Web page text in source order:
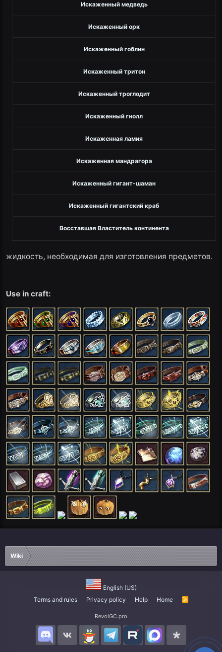
Искаженный медведь
Искаженный орк
Искаженный гоблин
Искаженный тритон
Искаженный троглодит
Искаженный гнолл
Искаженная ламия
Искаженная мандрагора
Искаженный гигант-шаман
Искаженный гигантский краб
Восставшая Властитель континента
жидкость, необходимая для изготовления предметов.
Use in craft:
Wiki
English (US)
Terms and rules
Privacy policy Help Home
R
RevolGC.pro